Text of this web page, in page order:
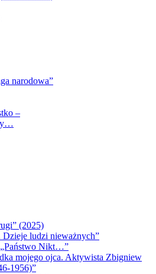
narodowa”
–
(2025)
Dzieje ludzi nieważnych”
„Państwo Nikt…”
mojego ojca. Aktywista Zbigniew
1956)”